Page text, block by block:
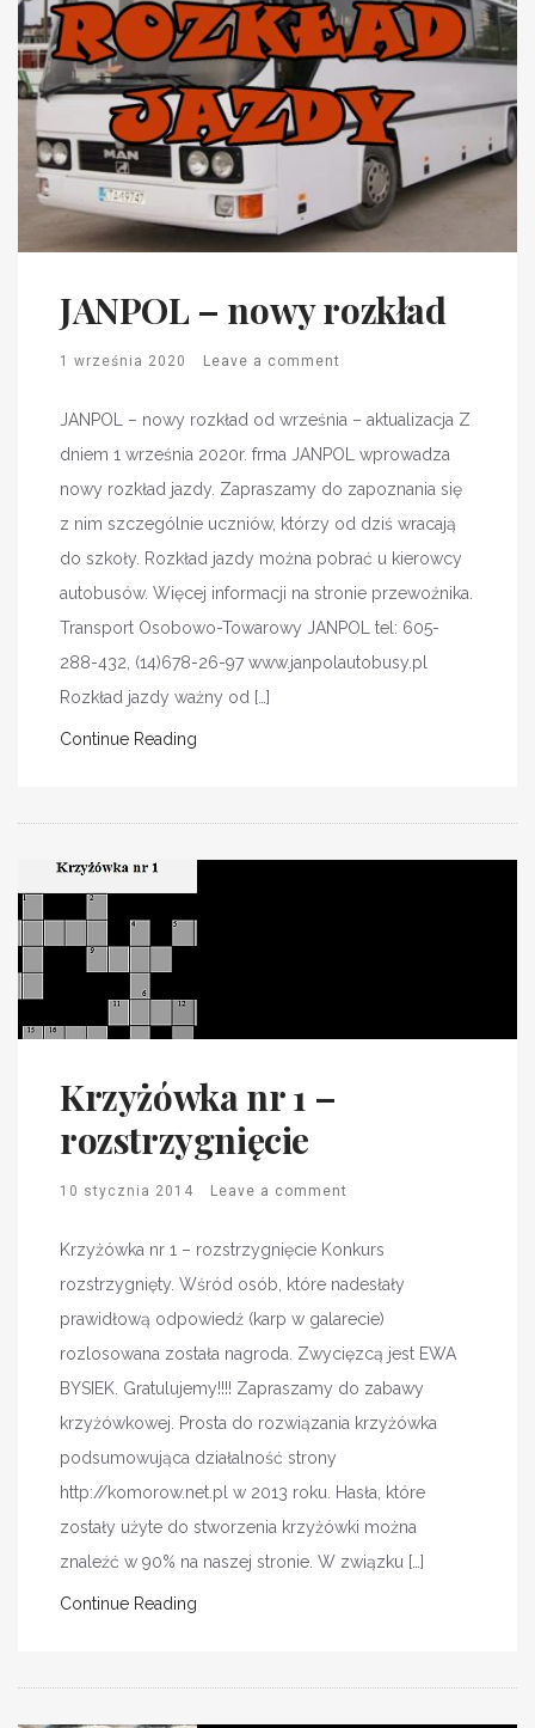
JANPOL – nowy rozkład
1 września 2020 Leave a comment
JANPOL – nowy rozkład od września – aktualizacja Z
dniem 1 września 2020r. frma JANPOL wprowadza
nowy rozkład jazdy. Zapraszamy do zapoznania się
z nim szczególnie uczniów, którzy od dziś wracają
do szkoły. Rozkład jazdy można pobrać u kierowcy
autobusów. Więcej informacji na stronie przewoźnika.
Transport Osobowo-Towarowy JANPOL tel: 605-
288-432, (14)678-26-97 www.janpolautobusy.pl
Rozkład jazdy ważny od […]
Continue Reading
Krzyżówka nr 1 –
rozstrzygnięcie
10 stycznia 2014 Leave a comment
Krzyżówka nr 1 – rozstrzygnięcie Konkurs
rozstrzygnięty. Wśród osób, które nadesłały
prawidłową odpowiedź (karp w galarecie)
rozlosowana została nagroda. Zwycięzcą jest EWA
BYSIEK. Gratulujemy!!!! Zapraszamy do zabawy
krzyżówkowej. Prosta do rozwiązania krzyżówka
podsumowująca działalność strony
http://komorow.net.pl w 2013 roku. Hasła, które
zostały użyte do stworzenia krzyżówki można
znaleźć w 90% na naszej stronie. W związku […]
Continue Reading